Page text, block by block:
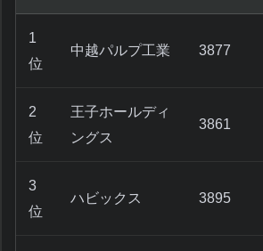
1
位
中越パルプ工業 3877
2
位
王子ホールディ
ングス
3861
3
位
ハビックス 3895